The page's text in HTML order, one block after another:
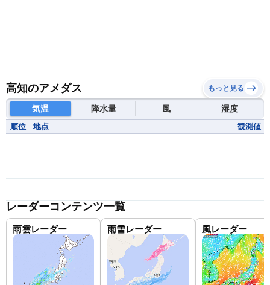
高知のアメダス もっと見る
気温 降水量 風 湿度
順位 地点 観測値
レーダーコンテンツ一覧
雨雲レーダー 雨雪レーダー 風レーダー